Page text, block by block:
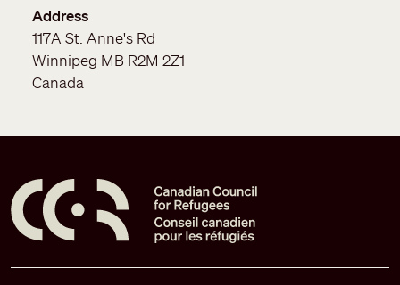
Address
117A St. Anne's Rd
Winnipeg MB R2M 2Z1
Canada